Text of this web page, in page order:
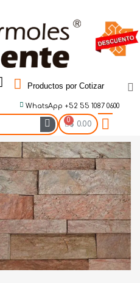
Productos por Cotizar
WhatsApp +52 55 1087 0600
$ 0.00